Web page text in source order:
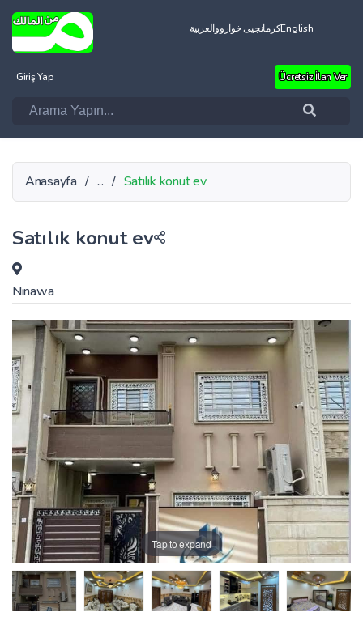
العربيةکرمانجیی خوارووEnglish
Giriş Yap Ücretsiz İlan Ver
Anasayfa / ... / Satılık konut ev
Satılık konut ev
Ninawa
Tap to expand